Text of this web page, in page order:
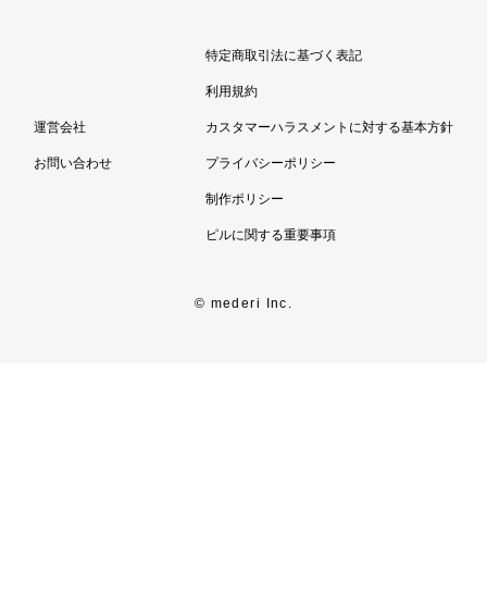
運営会社
お問い合わせ
特定商取引法に基づく表記
利用規約
カスタマーハラスメントに対する基本方針
プライバシーポリシー
制作ポリシー
ピルに関する重要事項
© mederi Inc.